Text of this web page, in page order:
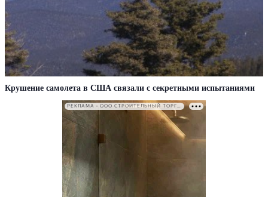
Крушение самолета в США связали с секретными испытаниями
РЕКЛАМА • ООО СТРОИТЕЛЬНЫЙ ТОРГОВЫЙ ДОМ «ПЕТРОВИЧ». ИНН: 7802348846